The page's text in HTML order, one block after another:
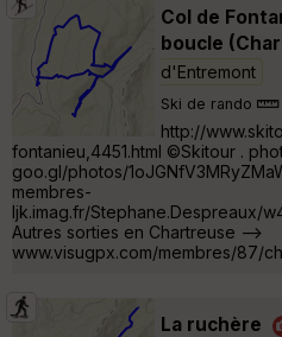
Col de
boucle
d'Entremont
Ski de rando
http://
fontanieu,4451.html ©Skitour .
goo.gl/photos/
membres-
ljk.imag.fr/Stephane.Despreaux/
Autres sorties en Chartreuse -->
www.visugpx.com/membres/87/
La ruchère